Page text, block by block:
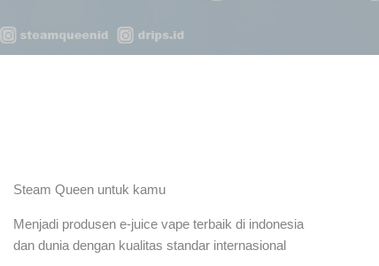
Steam Queen untuk kamu
Menjadi produsen e-juice vape terbaik di indonesia
dan dunia dengan kualitas standar internasional